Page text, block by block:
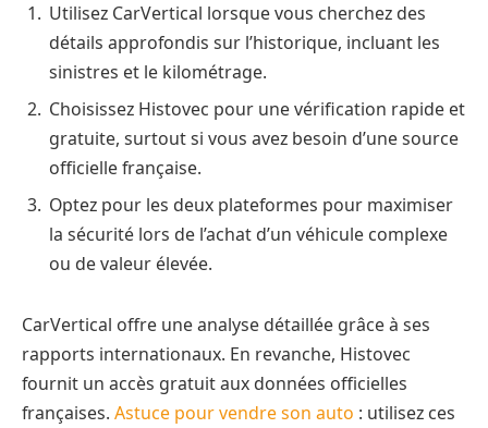
Utilisez CarVertical lorsque vous cherchez des
détails approfondis sur l’historique, incluant les
sinistres et le kilométrage.
Choisissez Histovec pour une vérification rapide et
gratuite, surtout si vous avez besoin d’une source
officielle française.
Optez pour les deux plateformes pour maximiser
la sécurité lors de l’achat d’un véhicule complexe
ou de valeur élevée.
CarVertical offre une analyse détaillée grâce à ses
rapports internationaux. En revanche, Histovec
fournit un accès gratuit aux données officielles
françaises. Astuce pour vendre son auto : utilisez ces